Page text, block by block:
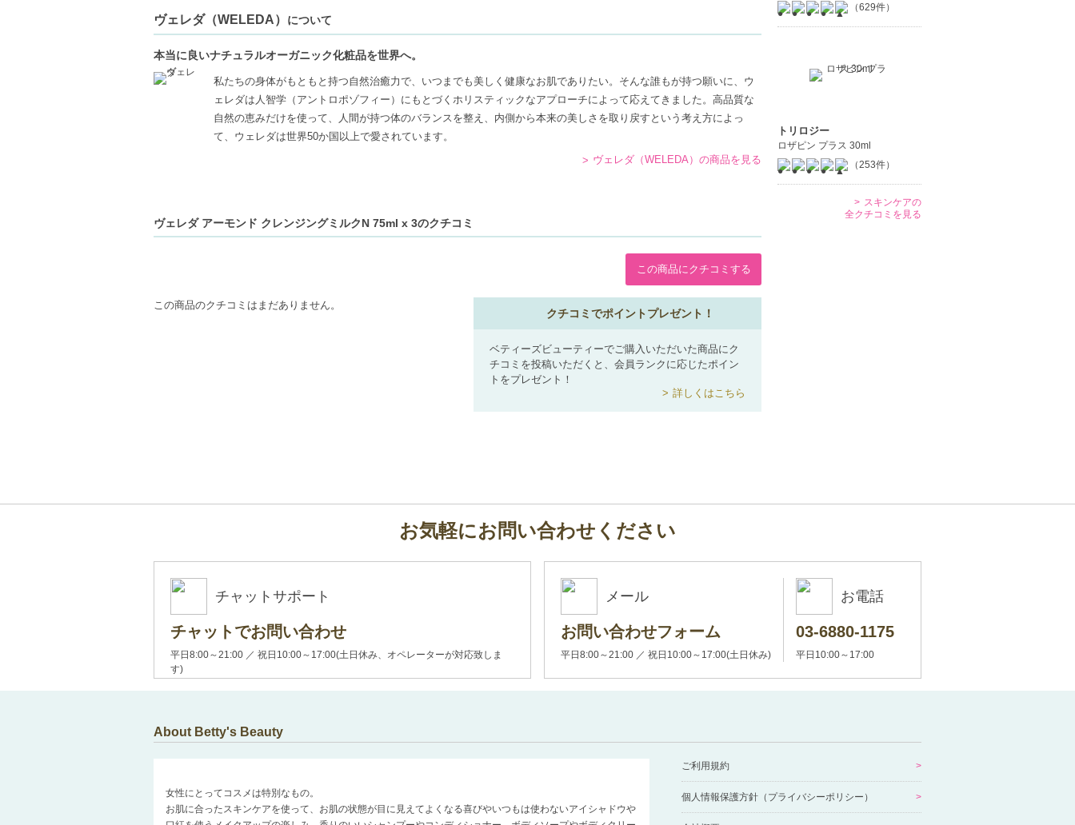
ヴェレダ（WELEDA） について
本当に良いナチュラルオーガニック化粧品を世界へ。
私たちの身体がもともと持つ自然治癒力で、いつまでも美しく健康なお肌でありたい。そんな誰もが持つ願いに、ウ
ェレダは人智学（アントロポゾフィー）にもとづくホリスティックなアプローチによって応えてきました。高品質な
自然の恵みだけを使って、人間が持つ体のバランスを整え、内側から本来の美しさを取り戻すという考え方によっ
て、ウェレダは世界50か国以上で愛されています。
ヴェレダ（WELEDA）の商品を見る
ヴェレダ アーモンド クレンジングミルクN 75ml x 3のクチコミ
この商品にクチコミする
この商品のクチコミはまだありません。
クチコミでポイントプレゼント！
ベティーズビューティーでご購入いただいた商品にク
チコミを投稿いただくと、会員ランクに応じたポイン
トをプレゼント！
詳しくはこちら
（629件）
トリロジー
ロザピン プラス 30ml
（253件）
スキンケアの
全クチコミを見る
お気軽にお問い合わせください
チャットサポート
チャットでお問い合わせ
平日8:00～21:00 ／ 祝日10:00～17:00(土日休み、オペレーターが対応致しま
す)
メール
お問い合わせフォーム
平日8:00～21:00 ／ 祝日10:00～17:00(土日休み)
お電話
03-6880-1175
平日10:00～17:00
About Betty's Beauty
女性にとってコスメは特別なもの。
お肌に合ったスキンケアを使って、お肌の状態が目に見えてよくなる喜びやいつもは使わないアイシャドウや
ご利用規約
個人情報保護方針（プライバシーポリシー）